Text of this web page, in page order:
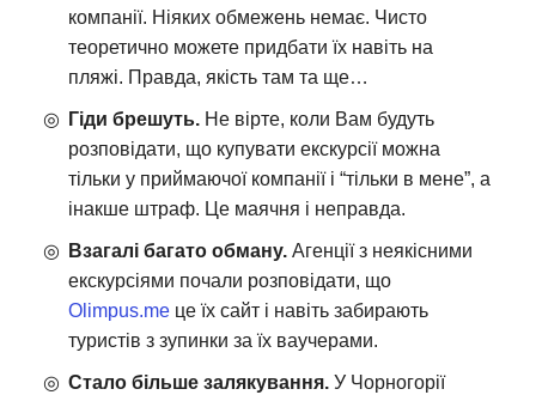
компанії. Ніяких обмежень немає. Чисто
теоретично можете придбати їх навіть на
пляжі. Правда, якість там та ще…
Гіди брешуть. Не вірте, коли Вам будуть
розповідати, що купувати екскурсії можна
тільки у приймаючої компанії і “тільки в мене”, а
інакше штраф. Це маячня і неправда.
Взагалі багато обману. Агенції з неякісними
екскурсіями почали розповідати, що
Olimpus.me це їх сайт і навіть забирають
туристів з зупинки за їх ваучерами.
Стало більше залякування. У Чорногорії